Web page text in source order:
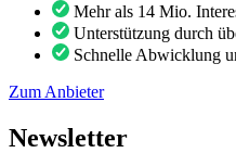
Mehr als 14 Mio.
Unterstützung durch
Schnelle Abwicklung
Zum Anbieter
Newsletter